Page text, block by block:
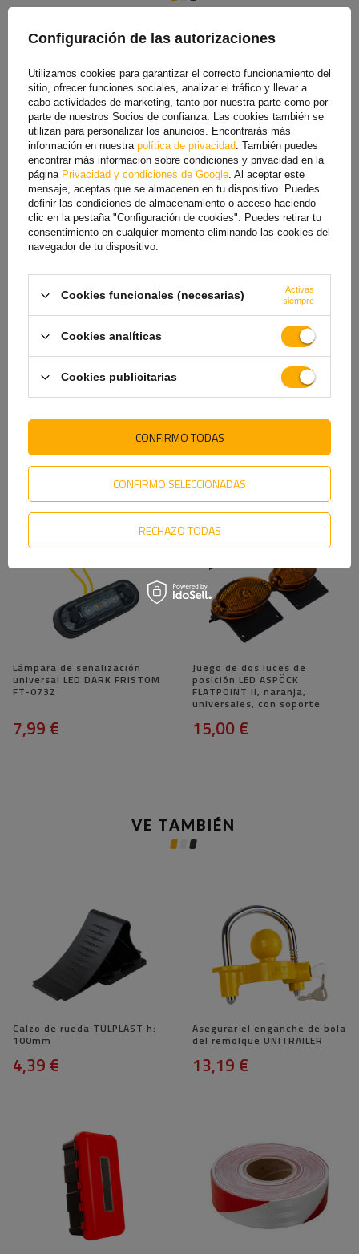
Lámpara de señalización
universal WAŚ 263/I con
brazo de goma
7,19 €
Lámpara de posición derecha
LED HORPOL DRAGON LD 2995
15,39 €
Luz de posición LED roja
universal HORPOL LD 2437
9,69 €
Luz de posición LED FRISTOM
FT-081, roja, universal
5,39 €
Lámpara de señalización
universal LED DARK FRISTOM
FT-073Z
7,99 €
Juego de dos luces de
posición LED ASPÖCK
FLATPOINT II, ​​naranja,
universales, con soporte
15,00 €
VE TAMBIÉN
Calzo de rueda TULPLAST h:
100mm
4,39 €
Asegurar el enganche de bola
del remolque UNITRAILER
13,19 €
Configuración de las autorizaciones
Utilizamos cookies para garantizar el correcto funcionamiento del
sitio, ofrecer funciones sociales, analizar el tráfico y llevar a
cabo actividades de marketing, tanto por nuestra parte como por
parte de nuestros Socios de confianza. Las cookies también se
utilizan para personalizar los anuncios. Encontrarás más
información en nuestra política de privacidad. También puedes
encontrar más información sobre condiciones y privacidad en la
página Privacidad y condiciones de Google. Al aceptar este
mensaje, aceptas que se almacenen en tu dispositivo. Puedes
definir las condiciones de almacenamiento o acceso haciendo
clic en la pestaña "Configuración de cookies". Puedes retirar tu
consentimiento en cualquier momento eliminando las cookies del
navegador de tu dispositivo.
Cookies funcionales (necesarias)
Activas
siempre
Cookies analíticas
Cookies publicitarias
CONFIRMO SELECCIONADAS
RECHAZO TODAS
CONFIRMO TODAS